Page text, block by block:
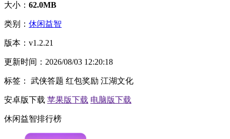
大小： 62.0MB
类别： 休闲益智
版本： v1.2.21
更新时间： 2026/08/03 12:20:18
标签： 武侠答题 红包奖励 江湖文化
安卓版下载 苹果版下载 电脑版下载
休闲益智排行榜